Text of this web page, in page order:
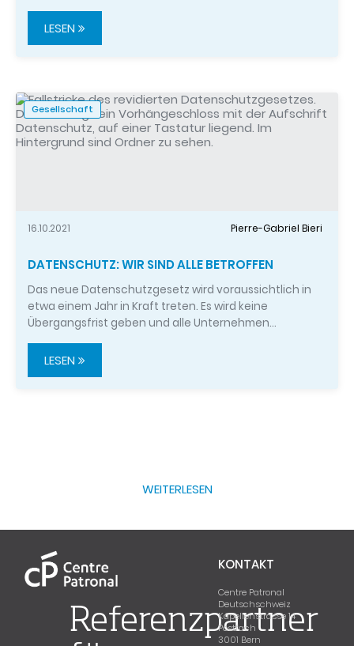
LESEN
Gesellschaft
16.10.2021 Pierre-Gabriel Bieri
DATENSCHUTZ: WIR SIND ALLE BETROFFEN
Das neue Datenschutzgesetz wird voraussichtlich in
etwa einem Jahr in Kraft treten. Es wird keine
Übergangsfrist geben und alle Unternehmen…
LESEN
WEITERLESEN
Referenzpartner
KONTAKT
Centre Patronal
Deutschschweiz
Kapellenstrasse 14
Postfach
3001 Bern